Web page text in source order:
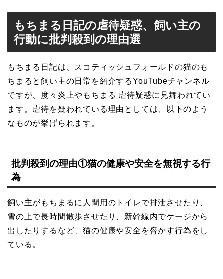
もちまる日記の虐待疑惑、飼い主の
行動に批判殺到の理由選
もちまる日記は、スコティッシュフォールドの猫のも
ちまると飼い主の日常を紹介するYouTubeチャンネル
ですが、度々炎上やもちまる 虐待疑惑に見舞われてい
ます。虐待を疑われている理由としては、以下のよう
なものが挙げられます。
批判殺到の理由①猫の健康や安全を無視する行
為
飼い主がもちまるに人間用のトイレで排泄させたり、
雪の上で長時間散歩させたり、新幹線内でケージから
出したりするなど、猫の健康や安全を脅かす行為をし
ている。